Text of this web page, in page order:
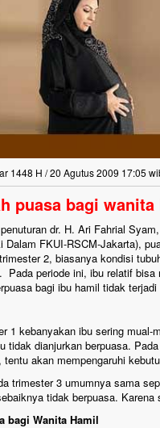
1448 H / 20 Agutus 2009 17:05
puasa bagi
dr. H. Ari Fahrial
Dalam FKUI-RSCM-Jakarta),
2, biasanya kondisi
Pada periode ini, ibu relatif
bagi ibu hamil tidak
1 kebanyakan ibu sering
tidak dianjurkan berpuasa.
tentu akan mempengaruhi
trimester 3 umumnya sama
tidak berpuasa.
bagi Wanita Hamil
Bantu Naura, Balita
Tumor Pembuluh Darah
Hidup Naura Salsabila
rintangan yang sangat berat.
berusia sepuluh bulan, bayi
menghadapi penyakit yang
pembuluh darah berukuran...